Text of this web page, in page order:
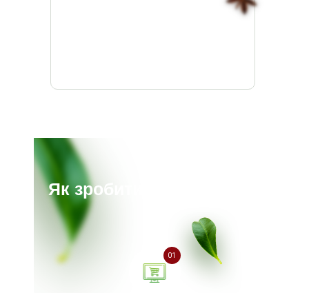
Як зробити замовлення?
01